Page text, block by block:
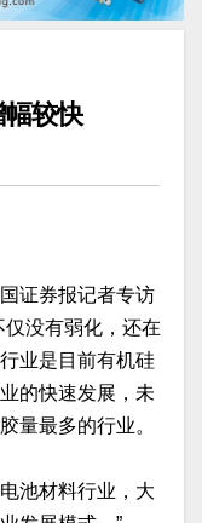
较快
证券报记者专访
仅没有弱化，还在
业是目前有机硅
的快速发展，未
量最多的行业。
池材料行业，大